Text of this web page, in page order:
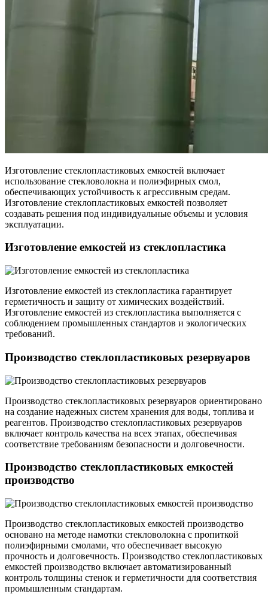
Изготовление стеклопластиковых емкостей включает
использование стекловолокна и полиэфирных смол,
обеспечивающих устойчивость к агрессивным средам.
Изготовление стеклопластиковых емкостей позволяет
создавать решения под индивидуальные объемы и условия
эксплуатации.
Изготовление емкостей из стеклопластика
Изготовление емкостей из стеклопластика гарантирует
герметичность и защиту от химических воздействий.
Изготовление емкостей из стеклопластика выполняется с
соблюдением промышленных стандартов и экологических
требований.
Производство стеклопластиковых резервуаров
Производство стеклопластиковых резервуаров ориентировано
на создание надежных систем хранения для воды, топлива и
реагентов. Производство стеклопластиковых резервуаров
включает контроль качества на всех этапах, обеспечивая
соответствие требованиям безопасности и долговечности.
Производство стеклопластиковых емкостей
производство
Производство стеклопластиковых емкостей производство
основано на методе намотки стекловолокна с пропиткой
полиэфирными смолами, что обеспечивает высокую
прочность и долговечность. Производство стеклопластиковых
емкостей производство включает автоматизированный
контроль толщины стенок и герметичности для соответствия
промышленным стандартам.